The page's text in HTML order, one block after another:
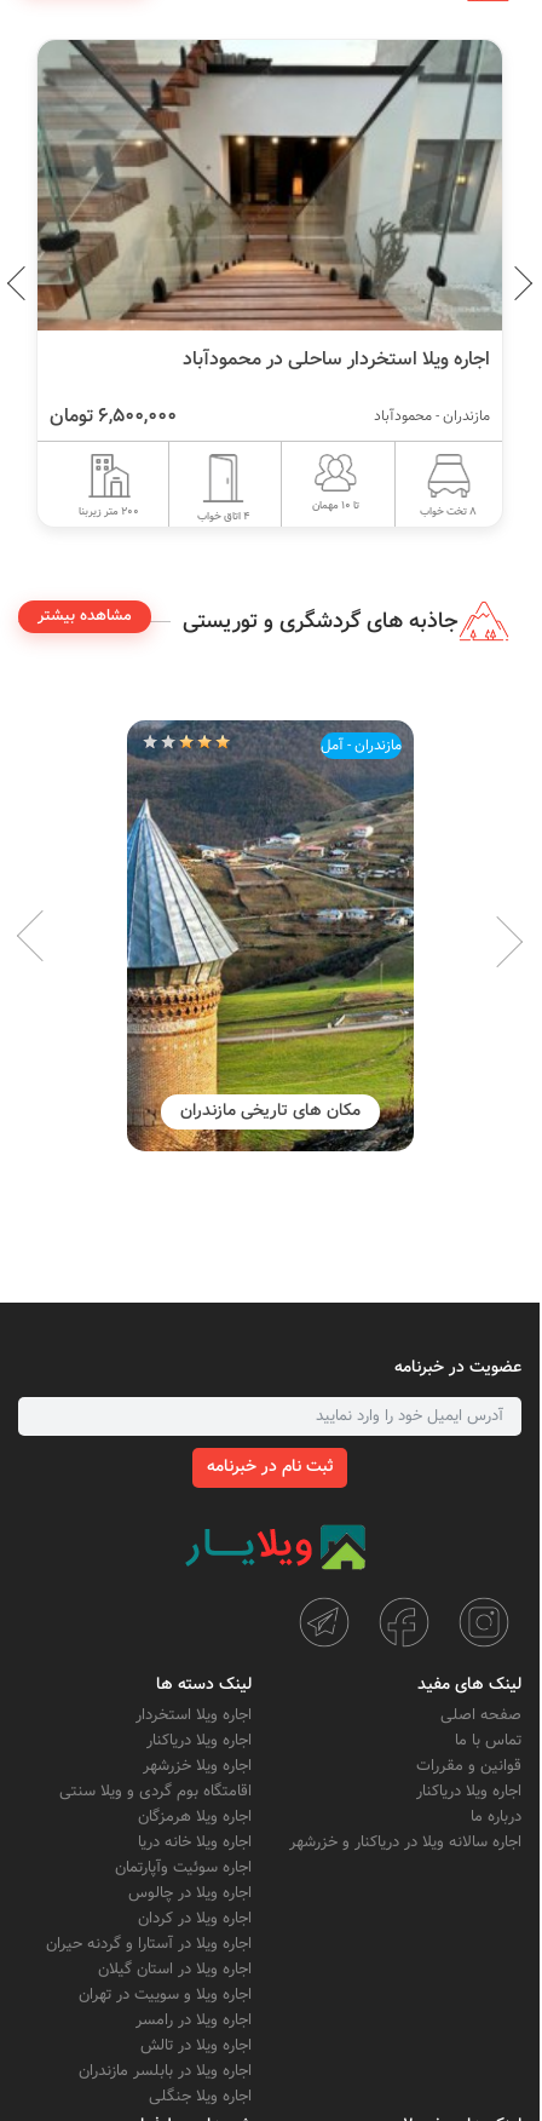
اجاره ویلا استخردار ساحلی در محمودآباد
6,500,000 تومان مازندران - محمودآباد
8 تخت خواب تا 10 مهمان
4 اتاق خواب 200 متر زیربنا
جاذبه های گردشگری و توریستی مشاهده بیشتر
مازندران - آمل
مکان های تاریخی مازندران
عضویت در خبرنامه
ثبت نام در خبرنامه
لینک های مفید
صفحه اصلی
تماس با ما
قوانین و مقررات
اجاره ویلا دریاکنار
درباره ما
اجاره سالانه ویلا در دریاکنار و خزرشهر
لینک دسته ها
اجاره ویلا استخردار
اجاره ویلا دریاکنار
اجاره ویلا خزرشهر
اقامتگاه بوم گردی و ویلا سنتی
اجاره ویلا هرمزگان
اجاره ویلا خانه دریا
اجاره سوئیت وآپارتمان
اجاره ویلا در چالوس
اجاره ویلا در کردان
اجاره ویلا در آستارا و گردنه حیران
اجاره ویلا در استان گیلان
اجاره ویلا و سوییت در تهران
اجاره ویلا در رامسر
اجاره ویلا در تالش
اجاره ویلا در بابلسر مازندران
اجاره ویلا جنگلی